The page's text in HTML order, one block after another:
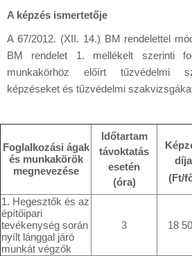
A képzés ismertetője
A 67/2012. (XII. 14.) BM rendelettel
BM rendelet 1. mellékelt szerinti
munkakörhöz előírt tűzvédelmi
képzéseket és tűzvédelmi
Foglalkozási ágak
és munkakörök
megnevezése
Időtartam
távoktatás
esetén
(óra)
díja
(Ft/
1. Hegesztők és az
építőipari
tevékenység során
nyílt lánggal járó
munkát végzők
3 18